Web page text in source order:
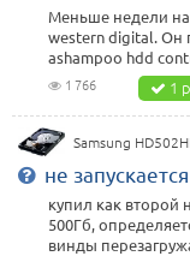
Меньше недели
western digital. Он
ashampoo hdd
1 766 1
Samsung HD502HI
не
купил как второй
500Гб,
винды